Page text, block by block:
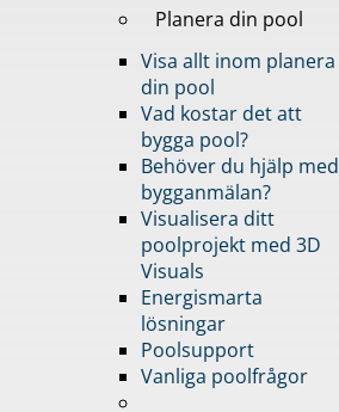
Planera din pool
Visa allt inom planera
din pool
Vad kostar det att
bygga pool?
Behöver du hjälp med
bygganmälan?
Visualisera ditt
poolprojekt med 3D
Visuals
Energismarta
lösningar
Poolsupport
Vanliga poolfrågor